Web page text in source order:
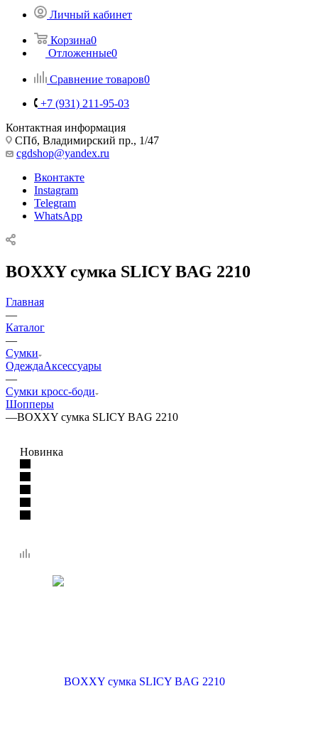
Личный кабинет
Корзина0
Отложенные0
Сравнение товаров0
+7 (931) 211-95-03
Контактная информация
СПб, Владимирский пр., 1/47
cgdshop@yandex.ru
Вконтакте
Instagram
Telegram
WhatsApp
BOXXY сумка SLICY BAG 2210
Главная
—
Каталог
—
Сумки
ОдеждаАксессуары
—
Сумки кросс-боди
Шопперы
—BOXXY сумка SLICY BAG 2210
Новинка